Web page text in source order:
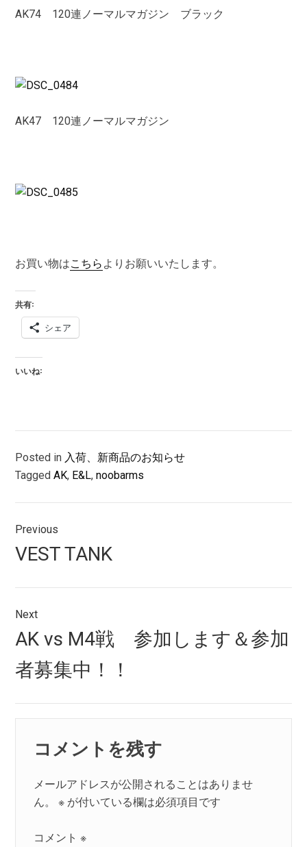
AK74 120連ノーマルマガジン ブラック
AK47 120連ノーマルマガジン
お買い物はこちら よりお願いいたします。
共有:
シェア
いいね:
Posted in 入荷、新商品のお知らせ
TaggedAK, E&L,noobarms
稿
ナ
ビ
ゲ
ー
シ
ョ
ン
Previous
Previous
post:
VEST TANK
Next
Next
post:
AK vs M4戦 参加します＆参加
者募集中！！
コメントを残す
メールアドレスが公開されることはありませ
ん。
※ が付いている欄は必須項目です
コメント※